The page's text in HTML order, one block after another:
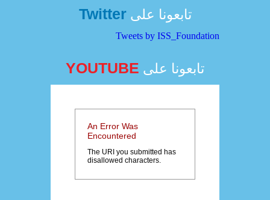
تابعونا علىTwitter
Tweets by ISS_Foundation
تابعونا على YOUTUBE